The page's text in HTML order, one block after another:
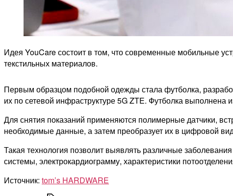
Идея YouCare состоит в том, что современные мобильные
текстильных материалов.
Первым образцом подобной одежды стала футболка,
их по сетевой инфраструктуре 5G ZTE. Футболка выполнена
Для снятия показаний применяются полимерные датчики,
необходимые данные, а затем преобразует их в цифровой
Такая технология позволит выявлять различные
системы, электрокардиограмму, характеристики
Источник: tom’s HARDWARE